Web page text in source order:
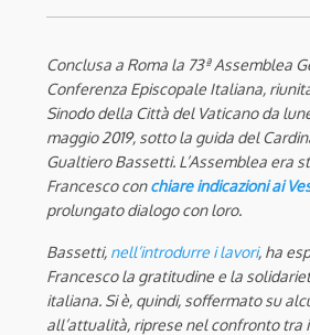
Conclusa a Roma la 73ª Assemblea
Conferenza Episcopale Italiana,
Sinodo della Città del Vaticano da
maggio 2019, sotto la guida del
Gualtiero Bassetti. L’Assemblea era
Francesco conchiare indicazioni ai
prolungato dialogo con loro.
Bassetti, nell’introdurre i lavori, ha
Francesco la gratitudine e la
italiana. Si è, quindi, soffermato su
all’attualità, riprese nel confronto tra